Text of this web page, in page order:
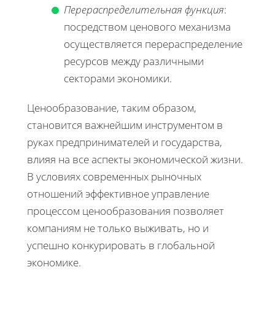
Перераспределительная функция:
посредством ценового механизма
осуществляется перераспределение
ресурсов между различными
секторами экономики.
Ценообразование, таким образом,
становится важнейшим инструментом в
руках предпринимателей и государства,
влияя на все аспекты экономической жизни.
В условиях современных рыночных
отношений эффективное управление
процессом ценообразования позволяет
компаниям не только выживать, но и
успешно конкурировать в глобальной
экономике.